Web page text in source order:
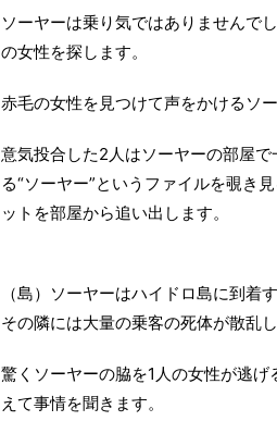
ソーヤーは乗り気ではありませんで
の女性を探します。
赤毛の女性を見つけて声をかけるソ
意気投合した2人はソーヤーの部屋
る“ソーヤー”というファイルを覗き
ットを部屋から追い出します。
（島）ソーヤーはハイドロ島に到着
その隣には大量の乗客の死体が散乱し
驚くソーヤーの脇を1人の女性が逃
えて事情を聞きます。